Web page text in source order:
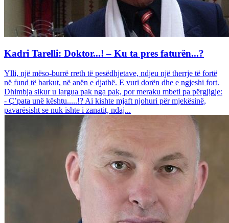
Kadri Tarelli: Doktor...! – Ku ta pres faturën...?
Ylli, një mëso-burrë rreth të pesëdhjetave, ndjeu një therrje të fortë
në fund të barkut, në anën e djathë. E vuri dorën dhe e ngjeshi fort.
Dhimbja sikur u largua pak nga pak, por meraku mbeti pa përgjigje:
- Ç’pata unë kështu.....!? Ai kishte mjaft njohuri për mjekësinë,
pavarësisht se nuk ishte i zanatit, ndaj...